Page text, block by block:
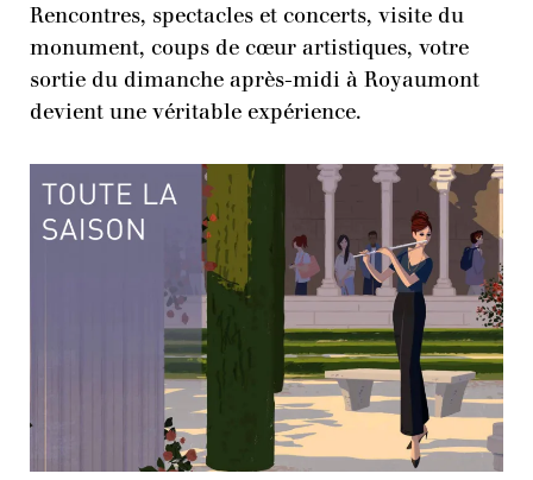
Rencontres, spectacles et concerts, visite du
monument, coups de cœur artistiques, votre
sortie du dimanche après-midi à Royaumont
devient une véritable expérience.